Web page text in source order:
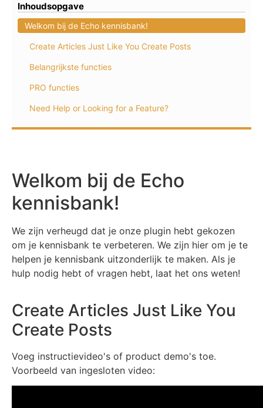
Inhoudsopgave
Welkom bij de Echo kennisbank!
Create Articles Just Like You Create Posts
Belangrijkste functies
PRO functies
Need Help or Looking for a Feature?
Welkom bij de Echo
kennisbank!
We zijn verheugd dat je onze plugin hebt gekozen
om je kennisbank te verbeteren. We zijn hier om je te
helpen je kennisbank uitzonderlijk te maken. Als je
hulp nodig hebt of vragen hebt, laat het ons weten!
Create Articles Just Like You
Create Posts
Voeg instructievideo's of product demo's toe.
Voorbeeld van ingesloten video: